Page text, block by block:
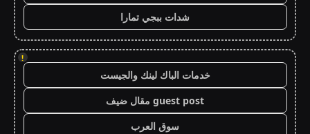
شدات ببجي تمارا
!
خدمات الباك لينك والجيست
guest post مقال ضيف
سوق العرب